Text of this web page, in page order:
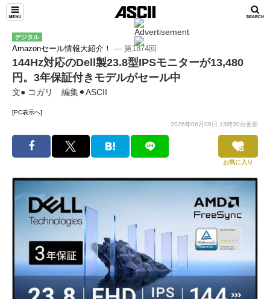
デジタル
Amazonセール情報大紹介！ ― 第1874回
144Hz対応のDell製23.8型IPSモニターが13,480
円。3年保証付きモデルがセール中
文● コガリ 編集⚫︎ASCII
[PC表示へ]
2026年06月09日 13時30分更新
お気に入り